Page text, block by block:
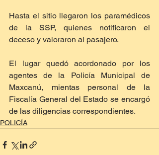
Hasta el sitio llegaron los paramédicos
de la SSP, quienes notificaron el
deceso y valoraron al pasajero.
El lugar quedó acordonado por los
agentes de la Policía Municipal de
Maxcanú, mientas personal de la
Fiscalía General del Estado se encargó
de las diligencias correspondientes.
POLICÍA